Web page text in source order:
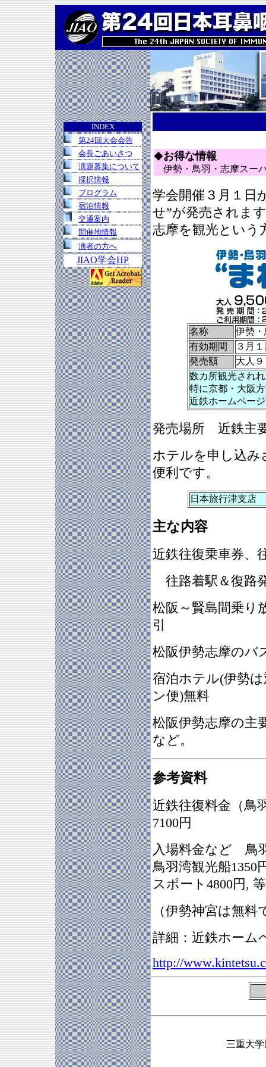
INDEX
第24回大会会告
会長ごあいさつ
演題募集について
採択情報
プログラム
宿泊情報
交通案内
開催地情報
演者の方へ
JIAO学会HP
◆お得な情報
伊勢・鳥羽・志摩スー
学会開催３月１日
せ”が発売されま
志摩を観光という
名称
伊勢
有効期間
３月
発売額
大人
数カ所観光され
特に京都・大阪
近鉄ホームペー
発売場所 近鉄主
ホテルを申し込
便利です。
日本旅行津支
主な内容
近鉄往復乗車券、
往路着駅＆復路
松阪～賢島間乗り
引
松阪伊勢志摩のバ
宿泊ホテル(伊勢
ン便)無料
松阪伊勢志摩の
など。
参考資料
近鉄往復料金（鳥
7100円
入場料金など 鳥
鳥羽湾観光船
スポート4800円,
（伊勢神宮は無料
詳細：近鉄ホーム
http://
三重大